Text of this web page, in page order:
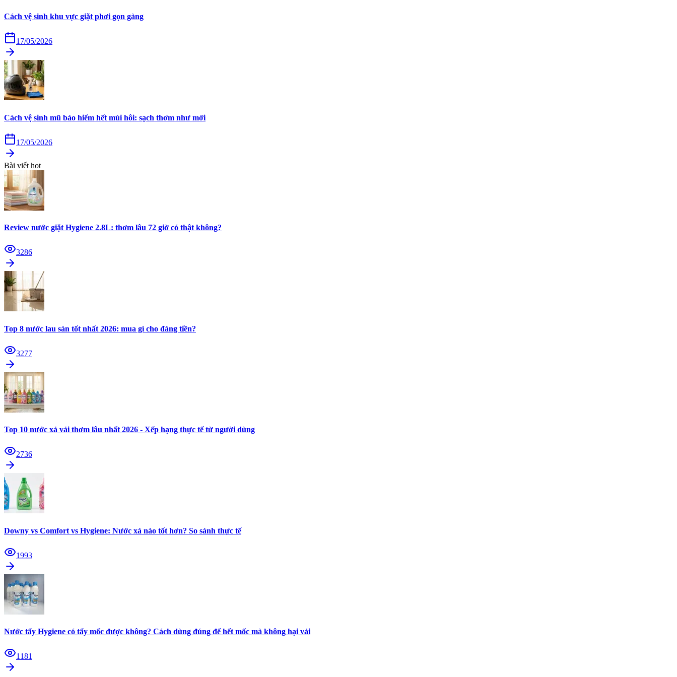
Cách vệ sinh khu vực giặt phơi gọn gàng
17/05/2026
Cách vệ sinh mũ bảo hiểm hết mùi hôi: sạch thơm như mới
17/05/2026
Bài viết hot
Review nước giặt Hygiene 2.8L: thơm lâu 72 giờ có thật không?
3286
Top 8 nước lau sàn tốt nhất 2026: mua gì cho đáng tiền?
3277
Top 10 nước xả vải thơm lâu nhất 2026 - Xếp hạng thực tế từ người dùng
2736
Downy vs Comfort vs Hygiene: Nước xả nào tốt hơn? So sánh thực tế
1993
Nước tẩy Hygiene có tẩy mốc được không? Cách dùng đúng để hết mốc mà không hại vải
1181